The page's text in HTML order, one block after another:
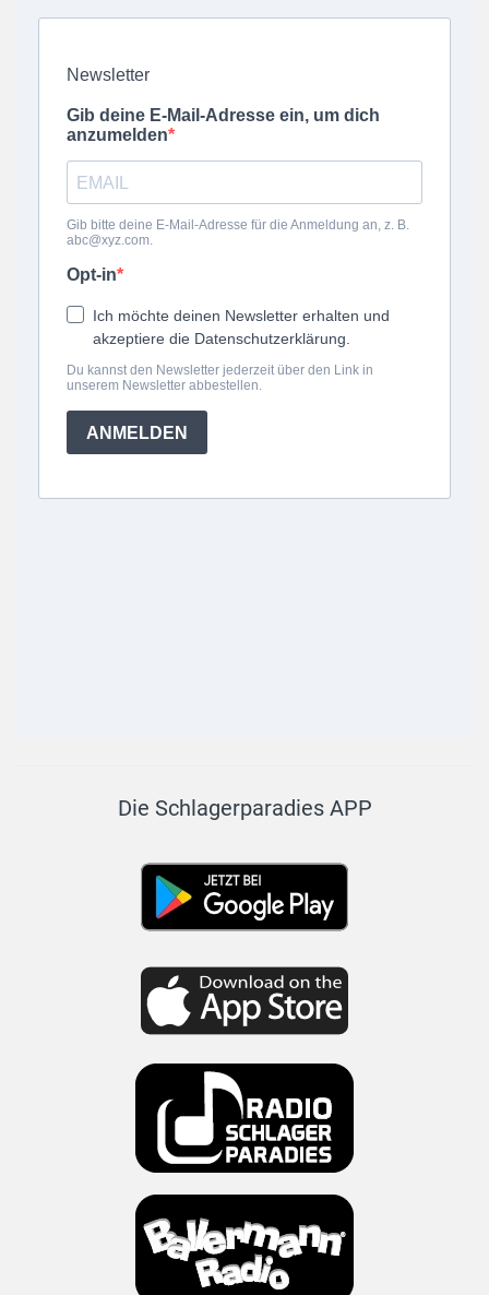
Die Schlagerparadies APP